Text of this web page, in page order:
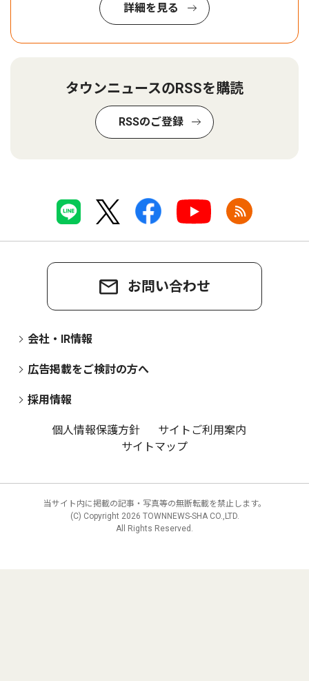
詳細を見る
タウンニュースのRSSを購読
RSSのご登録
お問い合わせ
会社・IR情報
広告掲載をご検討の方へ
採用情報
個人情報保護方針
サイトご利用案内
サイトマップ
当サイト内に掲載の記事・写真等の無断転載を禁止します。
(C) Copyright 2026 TOWNNEWS-SHA CO.,LTD.
All Rights Reserved.